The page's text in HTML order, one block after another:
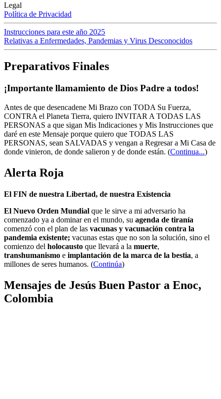
Legal
Política de Privacidad
Instrucciones para este año 2025
Relativas a Enfermedades, Pandemias y Virus Desconocidos
Preparativos Finales
¡Importante llamamiento de Dios Padre a todos!
Antes de que desencadene Mi Brazo con TODA Su Fuerza,
CONTRA el Planeta Tierra, quiero INVITAR A TODAS LAS
PERSONAS a que sigan Mis Indicaciones y Mis Instrucciones que
daré en este Mensaje porque quiero que TODAS LAS
PERSONAS, sean SALVADAS y vengan a Regresar a Mi Casa de
donde vinieron, de donde salieron y de donde están. (Continua...)
Alerta Roja
El FIN de nuestra Libertad, de nuestra Existencia
El Nuevo Orden Mundial que le sirve a mi adversario ha
comenzado ya a dominar en el mundo, su agenda de tiranía
comenzó con el plan de las vacunas y vacunación contra la
pandemia existente; vacunas estas que no son la solución, sino el
comienzo del holocausto que llevará a la muerte,
transhumanismo e implantación de la marca de la bestia, a
millones de seres humanos. (Continúa)
Mensajes de Jesús Buen Pastor a Enoc,
Colombia